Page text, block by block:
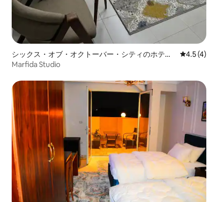
シックス・オブ・オクトーバー・シティのホテル
客室
レビュー4
4.5 (4)
Marfida Studio